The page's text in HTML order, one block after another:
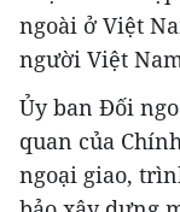
ngoài ở Việt
người Việt
Ủy ban Đối
quan của
ngoại giao,